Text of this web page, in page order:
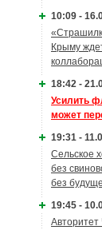
10:09 -
Крыму
18:42 -
Усилить
может
19:31 -
Сельское
без
без
19:45 -